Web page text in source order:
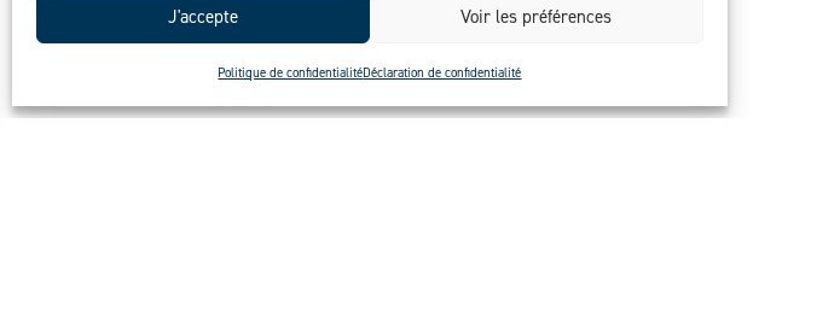
J'accepte Voir les préférences
Politique de confidentialitéDéclaration de confidentialité